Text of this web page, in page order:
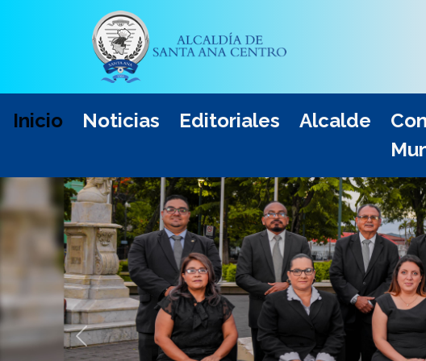
Inicio Noticias Editoriales Alcalde
Anterior